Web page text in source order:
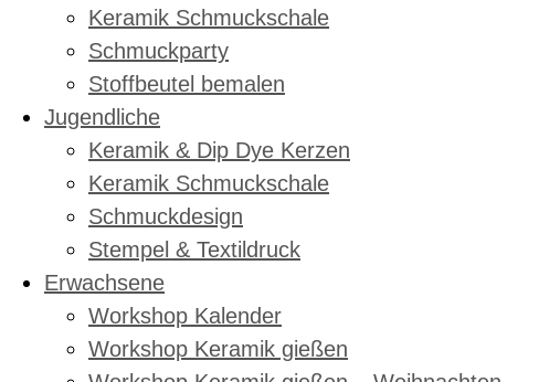
Keramik Schmuckschale
Schmuckparty
Stoffbeutel bemalen
Jugendliche
Keramik & Dip Dye Kerzen
Keramik Schmuckschale
Schmuckdesign
Stempel & Textildruck
Erwachsene
Workshop Kalender
Workshop Keramik gießen